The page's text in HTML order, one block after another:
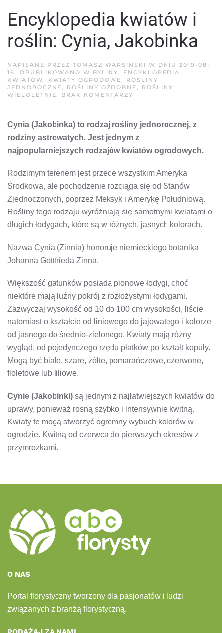
Encyklopedia kwiatów i
roślin: Cynia, Jakobinka
NAPISANE PRZEZ TOMASZ WARSIŃSKI W DNIU 2019-08-
16
. OPUBLIKOWANO W BYLINY
ENCYKLOPEDIA
KWIATÓW
KWIATY OGRODOWE
ROŚLINY
JEDNOROCZNE
ROŚLINY OZDOBNE
ROŚLINY
WIELOLETNIE
BRAK KOMENTARZY
ROŚLIN:
CYNIA,
JAKOBINKA
Cynia (Jakobinka) to rodzaj rośliny jednorocznej, z
rodziny astrowatych. Jest jednym z
najpopularniejszych rodzajów kwiatów ogrodowych.
Rodzimym terenem jest przede wszystkim Ameryka
Środkowa, ale pochodzenie rozciąga się od Stanów
Zjednoczonych, poprzez Meksyk i Amerykę Południową.
Rośliny tego rodzaju wyróżniają się samotnymi kwiatami o
długich łodygach, które są w różnych, jasnych kolorach.
Nazwa Cynia (Zinnia) honoruje niemieckiego botanika
Johanna Gottfrieda Zinna.
Większość gatunków posiada pionowe łodygi, choć
niektóre mają luźny pokrój z rozłożystymi łodygami.
Zazwyczaj wysokość od 10 do 100 cm wysokości, liście
natomiast o kształcie od liniowego do jajowatego i kolorze
od jasnego do średnio-zielonego. Kwiaty mają różny
wygląd, od pojedynczego rzędu płatków po kształt kopuły.
Mogą być białe, szare, żółte, pomarańczowe, czerwone,
fioletowe lub liliowe.
Cynie (Jakobinki) są jednym z najłatwiejszych kwiatów do
uprawy, ponieważ rosną szybko i intensywnie kwitną.
Kwiaty te mogą stworzyć ogromny wybuch kolorów w
ogrodzie. Kwitną od czerwca do pierwszych okresów z
przymrozkami.
O NAS
Portal florystyczny tworzony dla pasjonatów i ludzi
związanych z branżą florystyczną.